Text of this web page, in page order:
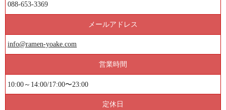
088-653-3369
メールアドレス
info@ramen-yoake.com
営業時間
10:00～14:00/17:00〜23:00
定休日